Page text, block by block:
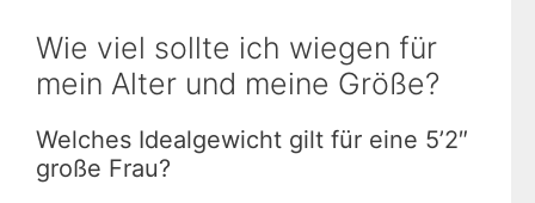
Wie viel sollte ich wiegen für
mein Alter und meine Größe?
Welches Idealgewicht gilt für eine 5’2″
große Frau?